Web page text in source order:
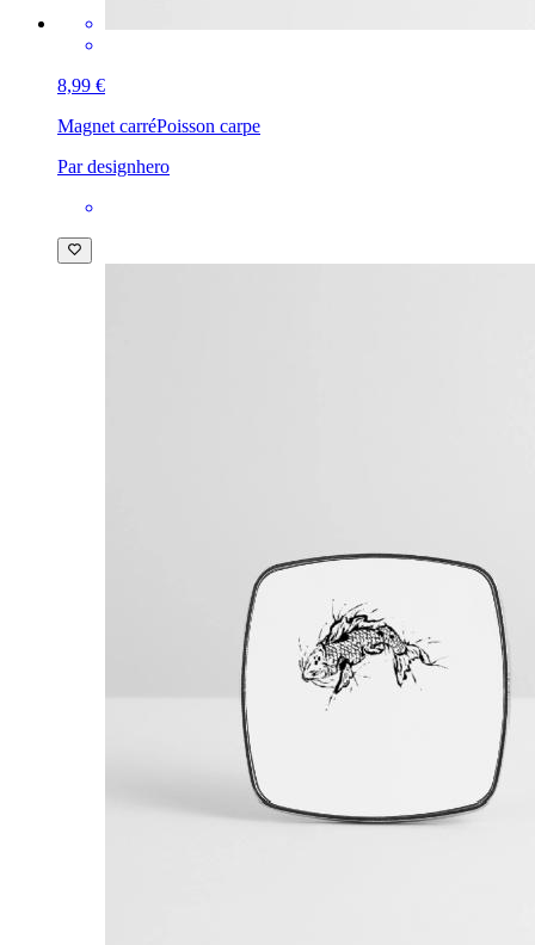
8,99 €
Magnet carréPoisson carpe
Par designhero